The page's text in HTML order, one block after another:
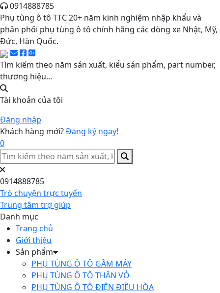
0914888785
Phụ tùng ô tô TTC 20+ năm kinh nghiệm nhập khẩu và
phân phối phụ tùng ô tô chính hãng các dòng xe Nhật, Mỹ,
Đức, Hàn Quốc.
Tìm kiếm theo năm sản xuất, kiểu sản phẩm, part number,
thương hiệu...
Tài khoản của tôi
Đăng nhập
Khách hàng mới?Đăng ký ngay!
0
0914888785
Trò chuyện trực tuyến
Trung tâm trợ giúp
Danh mục
Trang chủ
Giới thiệu
Sản phẩm
PHỤ TÙNG Ô TÔ GẦM MÁY
PHỤ TÙNG Ô TÔ THÂN VỎ
PHỤ TÙNG Ô TÔ ĐIỆN ĐIỀU HÒA